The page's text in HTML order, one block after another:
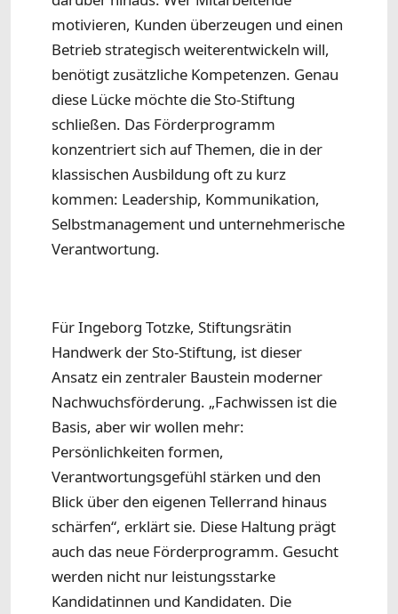
motivieren, Kunden überzeugen und einen
Betrieb strategisch weiterentwickeln will,
benötigt zusätzliche Kompetenzen. Genau
diese Lücke möchte die Sto-Stiftung
schließen. Das Förderprogramm
konzentriert sich auf Themen, die in der
klassischen Ausbildung oft zu kurz
kommen: Leadership, Kommunikation,
Selbstmanagement und unternehmerische
Verantwortung.
Für Ingeborg Totzke, Stiftungsrätin
Handwerk der Sto-Stiftung, ist dieser
Ansatz ein zentraler Baustein moderner
Nachwuchsförderung. „Fachwissen ist die
Basis, aber wir wollen mehr:
Persönlichkeiten formen,
Verantwortungsgefühl stärken und den
Blick über den eigenen Tellerrand hinaus
schärfen“, erklärt sie. Diese Haltung prägt
auch das neue Förderprogramm. Gesucht
werden nicht nur leistungsstarke
Kandidatinnen und Kandidaten. Die